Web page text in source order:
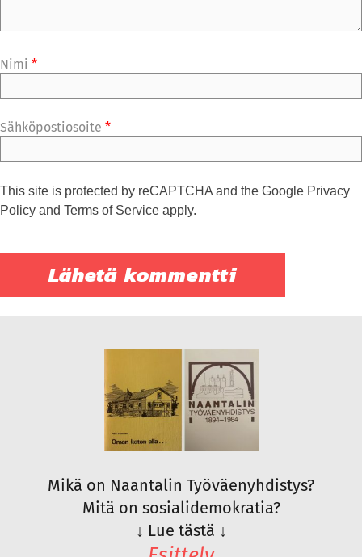
Nimi *
Sähköpostiosoite *
This site is protected by reCAPTCHA and the Google Privacy
Policy and Terms of Service apply.
Mikä on Naantalin Työväenyhdistys?
Mitä on sosialidemokratia?
↓ Lue tästä ↓